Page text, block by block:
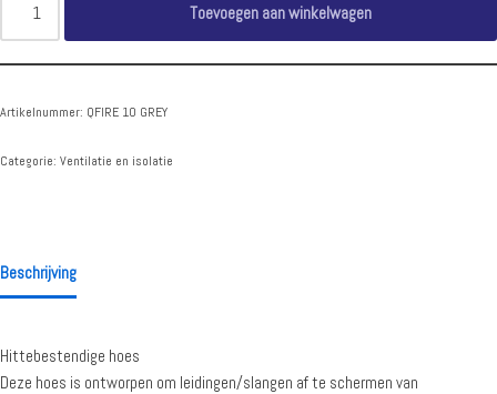
Toevoegen aan winkelwagen
Artikelnummer: QFIRE 10 GREY
Categorie: Ventilatie en isolatie
Beschrijving
Hittebestendige hoes
Deze hoes is ontworpen om leidingen/slangen af te schermen van